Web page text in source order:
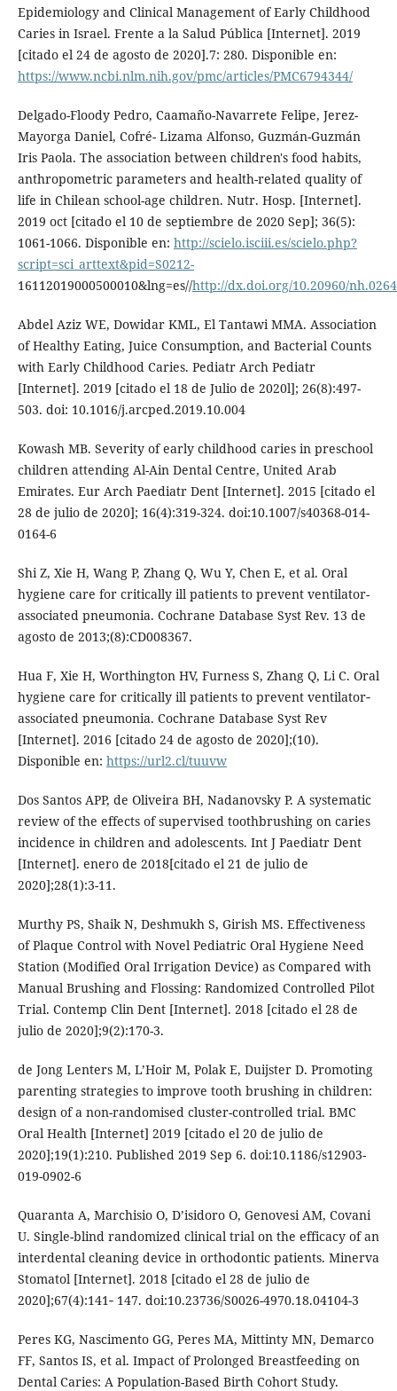
Epidemiology and Clinical Management of Early Childhood
Caries in Israel. Frente a la Salud Pública [Internet]. 2019
[citado el 24 de agosto de 2020].7: 280. Disponible en:
https://www.ncbi.nlm.nih.gov/pmc/articles/PMC6794344/
Delgado-Floody Pedro, Caamaño-Navarrete Felipe, Jerez-
Mayorga Daniel, Cofré- Lizama Alfonso, Guzmán-Guzmán
Iris Paola. The association between children's food habits,
anthropometric parameters and health-related quality of
life in Chilean school-age children. Nutr. Hosp. [Internet].
2019 oct [citado el 10 de septiembre de 2020 Sep]; 36(5):
1061-1066. Disponible en: http://scielo.isciii.es/scielo.php?
script=sci_arttext&pid=S0212-
16112019000500010&lng=es//http://dx.doi.org/10.20960/
Abdel Aziz WE, Dowidar KML, El Tantawi MMA. Association
of Healthy Eating, Juice Consumption, and Bacterial Counts
with Early Childhood Caries. Pediatr Arch Pediatr
[Internet]. 2019 [citado el 18 de Julio de 2020l]; 26(8):497-
503. doi: 10.1016/j.arcped.2019.10.004
Kowash MB. Severity of early childhood caries in preschool
children attending Al-Ain Dental Centre, United Arab
Emirates. Eur Arch Paediatr Dent [Internet]. 2015 [citado el
28 de julio de 2020]; 16(4):319-324. doi:10.1007/s40368-014-
0164-6
Shi Z, Xie H, Wang P, Zhang Q, Wu Y, Chen E, et al. Oral
hygiene care for critically ill patients to prevent ventilator-
associated pneumonia. Cochrane Database Syst Rev. 13 de
agosto de 2013;(8):CD008367.
Hua F, Xie H, Worthington HV, Furness S, Zhang Q, Li C. Oral
hygiene care for critically ill patients to prevent ventilator‐
associated pneumonia. Cochrane Database Syst Rev
[Internet]. 2016 [citado 24 de agosto de 2020];(10).
Disponible en: https://url2.cl/tuuvw
Dos Santos APP, de Oliveira BH, Nadanovsky P. A systematic
review of the effects of supervised toothbrushing on caries
incidence in children and adolescents. Int J Paediatr Dent
[Internet]. enero de 2018[citado el 21 de julio de
2020];28(1):3-11.
Murthy PS, Shaik N, Deshmukh S, Girish MS. Effectiveness
of Plaque Control with Novel Pediatric Oral Hygiene Need
Station (Modified Oral Irrigation Device) as Compared with
Manual Brushing and Flossing: Randomized Controlled Pilot
Trial. Contemp Clin Dent [Internet]. 2018 [citado el 28 de
julio de 2020];9(2):170-3.
de Jong Lenters M, L’Hoir M, Polak E, Duijster D. Promoting
parenting strategies to improve tooth brushing in children:
design of a non-randomised cluster-controlled trial. BMC
Oral Health [Internet] 2019 [citado el 20 de julio de
2020];19(1):210. Published 2019 Sep 6. doi:10.1186/s12903-
019-0902-6
Quaranta A, Marchisio O, D’isidoro O, Genovesi AM, Covani
U. Single-blind randomized clinical trial on the efficacy of an
interdental cleaning device in orthodontic patients. Minerva
Stomatol [Internet]. 2018 [citado el 28 de julio de
2020];67(4):141‐ 147. doi:10.23736/S0026-4970.18.04104-3
Peres KG, Nascimento GG, Peres MA, Mittinty MN, Demarco
FF, Santos IS, et al. Impact of Prolonged Breastfeeding on
Dental Caries: A Population-Based Birth Cohort Study.